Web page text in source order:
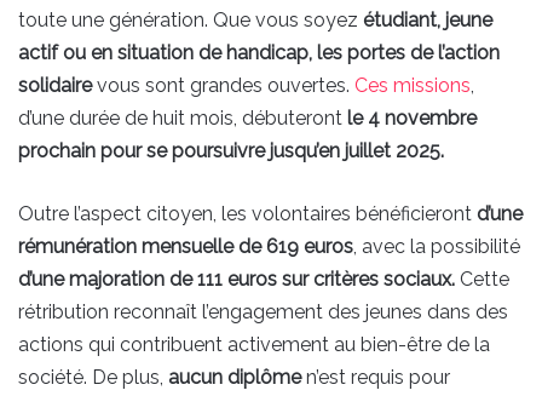
toute une génération. Que vous soyez étudiant, jeune
actif ou en situation de handicap, les portes de l’action
solidairevous sont grandes ouvertes. Ces missions,
d’une durée de huit mois, débuteront le 4 novembre
prochain pour se poursuivre jusqu’en juillet 2025.
Outre l’aspect citoyen, les volontaires bénéficieront d’une
rémunération mensuelle de 619 euros, avec la possibilité
d’une majoration de 111 euros sur critères sociaux. Cette
rétribution reconnaît l’engagement des jeunes dans des
actions qui contribuent activement au bien-être de la
société. De plus, aucun diplômen’est requis pour